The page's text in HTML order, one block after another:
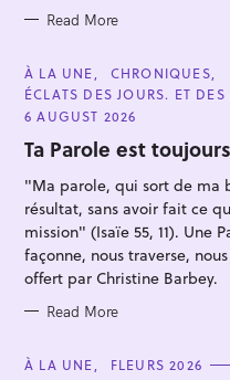
Read More
C
A
T
E
O
R
E
À LA UNE
CHRONIQUES
ÉCLATS DES JOURS. ET
6 AUGUST 2026
Ta Parole est
"Ma parole, qui sort de ma
résultat, sans avoir fait ce
mission" (Isaïe 55, 11). Une
façonne, nous traverse,
offert par Christine Barbey.
Read More
C
À LA UNE FLEURS 2026